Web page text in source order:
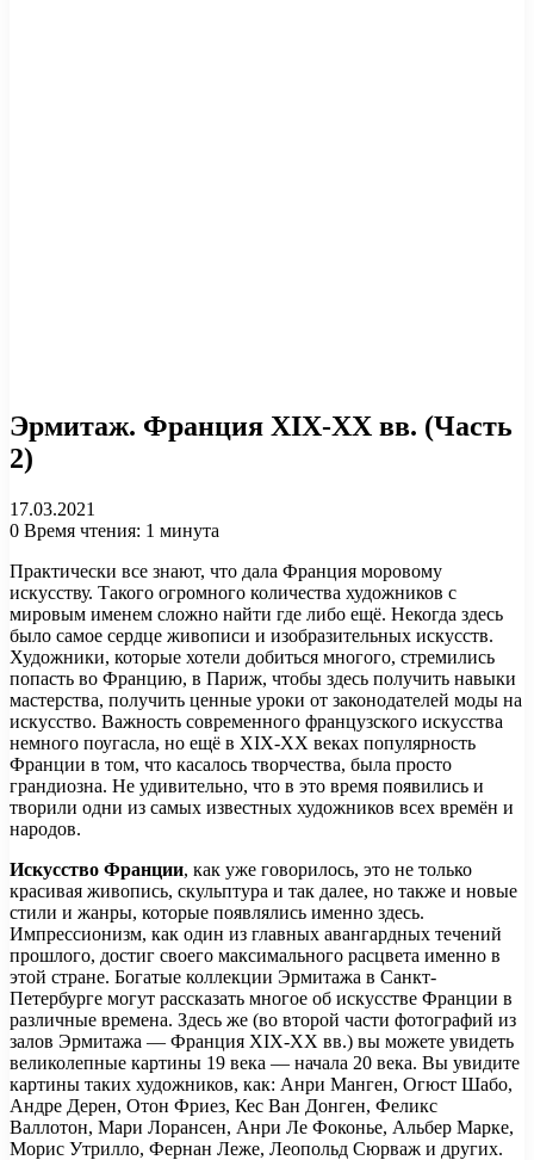
Эрмитаж. Франция XIX-XX вв. (Часть
2)
17.03.2021
0 Время чтения: 1 минута
Практически все знают, что дала Франция моровому
искусству. Такого огромного количества художников с
мировым именем сложно найти где либо ещё. Некогда здесь
было самое сердце живописи и изобразительных искусств.
Художники, которые хотели добиться многого, стремились
попасть во Францию, в Париж, чтобы здесь получить навыки
мастерства, получить ценные уроки от законодателей моды на
искусство. Важность современного французского искусства
немного поугасла, но ещё в XIX-XX веках популярность
Франции в том, что касалось творчества, была просто
грандиозна. Не удивительно, что в это время появились и
творили одни из самых известных художников всех времён и
народов.
Искусство Франции, как уже говорилось, это не только
красивая живопись, скульптура и так далее, но также и новые
стили и жанры, которые появлялись именно здесь.
Импрессионизм, как один из главных авангардных течений
прошлого, достиг своего максимального расцвета именно в
этой стране. Богатые коллекции Эрмитажа в Санкт-
Петербурге могут рассказать многое об искусстве Франции в
различные времена. Здесь же (во второй части фотографий из
залов Эрмитажа — Франция XIX-XX вв.) вы можете увидеть
великолепные картины 19 века — начала 20 века. Вы увидите
картины таких художников, как: Анри Манген, Огюст Шабо,
Андре Дерен, Отон Фриез, Кес Ван Донген, Феликс
Валлотон, Мари Лорансен, Анри Ле Фоконье, Альбер Марке,
Морис Утрилло, Фернан Леже, Леопольд Сюрваж и других.